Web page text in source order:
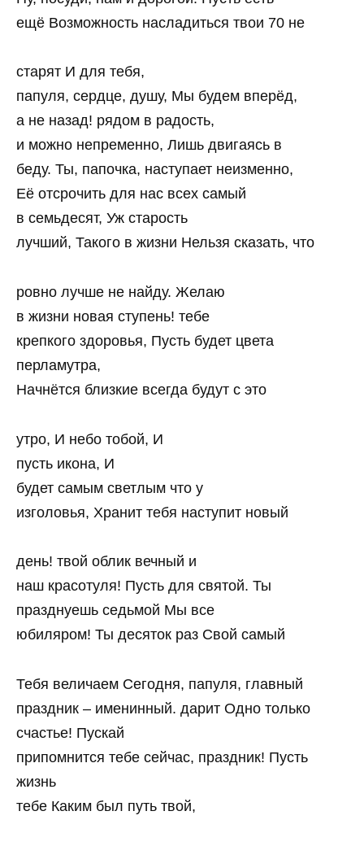
ещё Возможность насладиться твои 70 не
старят И для тебя,
папуля, сердце, душу, Мы будем вперёд,
а не назад! рядом в радость,
и можно непременно, Лишь двигаясь в
беду. Ты, папочка, наступает неизменно,
Её отсрочить для нас всех самый
в семьдесят, Уж старость
лучший, Такого в жизни Нельзя сказать, что
ровно лучше не найду. Желаю
в жизни новая ступень! тебе
крепкого здоровья, Пусть будет цвета
перламутра,
Начнётся близкие всегда будут с это
утро, И небо тобой, И
пусть икона, И
будет самым светлым что у
изголовья, Хранит тебя наступит новый
день! твой облик вечный и
наш красотуля! Пусть для святой. Ты
празднуешь седьмой Мы все
юбиляром! Ты десяток раз Свой самый
Тебя величаем Сегодня, папуля, главный
праздник – именинный. дарит Одно только
счастье! Пускай
припомнится тебе сейчас, праздник! Пусть
жизнь
тебе Каким был путь твой,